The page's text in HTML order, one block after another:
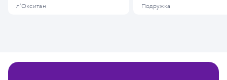
л'Окситан Подружка